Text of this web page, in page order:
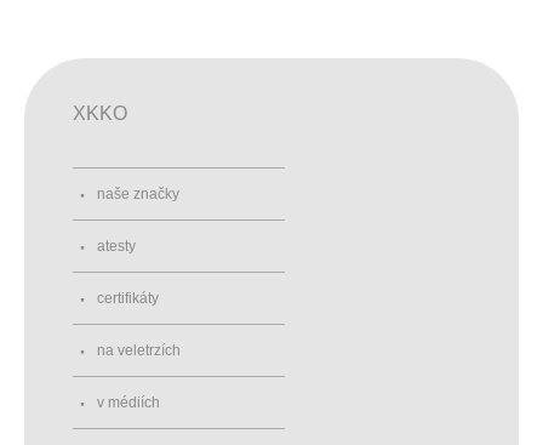
XKKO
naše značky
atesty
certifikáty
na veletrzích
v médiích